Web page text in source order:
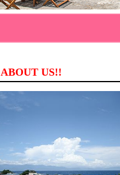
ABOUT US!!